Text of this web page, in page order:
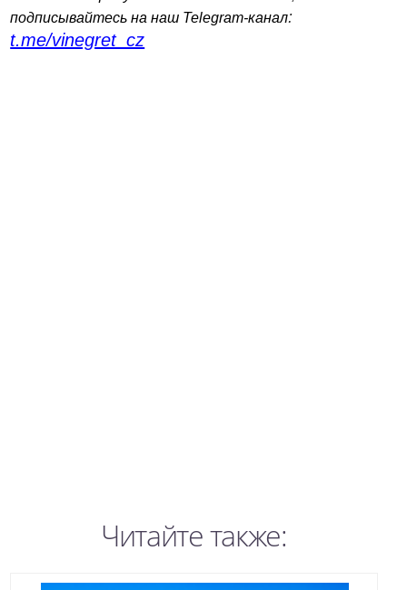
подписывайтесь на наш Telegram-канал:
t.me/vinegret_cz
Читайте также: